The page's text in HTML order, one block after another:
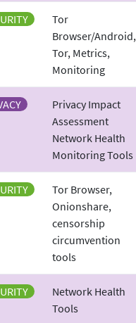
Tor
Browser/Android,
Tor, Metrics,
Monitoring
Privacy Impact
Assessment
Network Health
Monitoring Tools
Tor Browser,
Onionshare,
censorship
circumvention
tools
Network Health
Tools